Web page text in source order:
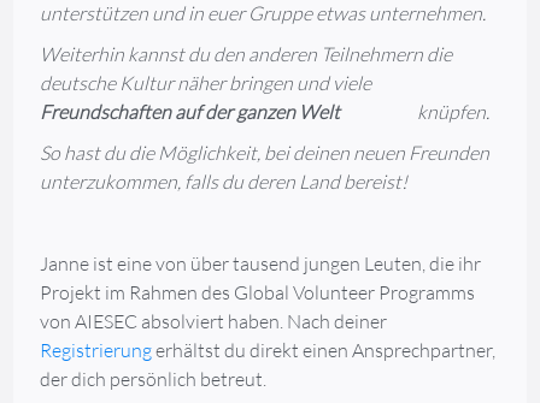
unterstützen und in euer Gruppe etwas unternehmen.
Weiterhin kannst du den anderen Teilnehmern die
deutsche Kultur näher bringen und viele
Freundschaften auf der ganzen Welt
knüpfen.
So hast du die Möglichkeit, bei deinen neuen Freunden
unterzukommen, falls du deren Land bereist!
Janne ist eine von über tausend jungen Leuten, die ihr
Projekt im Rahmen des Global Volunteer Programms
von AIESEC absolviert haben. Nach deiner
Registrierungerhältst du direkt einen Ansprechpartner,
der dich persönlich betreut.